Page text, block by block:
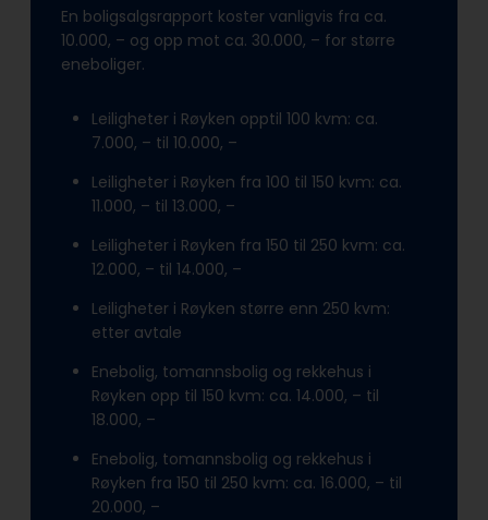
En boligsalgsrapport koster vanligvis fra ca.
10.000, – og opp mot ca. 30.000, – for større
eneboliger.
Leiligheter i Røyken opptil 100 kvm: ca.
7.000, – til 10.000, –
Leiligheter i Røyken fra 100 til 150 kvm: ca.
11.000, – til 13.000, –
Leiligheter i Røyken fra 150 til 250 kvm: ca.
12.000, – til 14.000, –
Leiligheter i Røyken større enn 250 kvm:
etter avtale
Enebolig, tomannsbolig og rekkehus i
Røyken opp til 150 kvm: ca. 14.000, – til
18.000, –
Enebolig, tomannsbolig og rekkehus i
Røyken fra 150 til 250 kvm: ca. 16.000, – til
20.000, –